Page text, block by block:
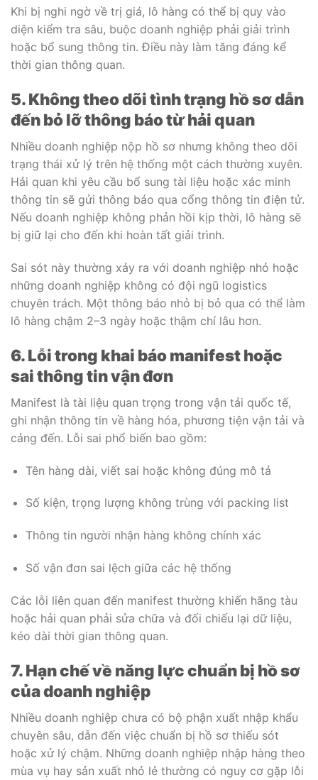
Khi bị nghi ngờ về trị giá, lô hàng có thể bị quy vào
diện kiểm tra sâu, buộc doanh nghiệp phải giải trình
hoặc bổ sung thông tin. Điều này làm tăng đáng kể
thời gian thông quan.
5. Không theo dõi tình trạng hồ sơ dẫn
đến bỏ lỡ thông báo từ hải quan
Nhiều doanh nghiệp nộp hồ sơ nhưng không theo dõi
trạng thái xử lý trên hệ thống một cách thường xuyên.
Hải quan khi yêu cầu bổ sung tài liệu hoặc xác minh
thông tin sẽ gửi thông báo qua cổng thông tin điện tử.
Nếu doanh nghiệp không phản hồi kịp thời, lô hàng sẽ
bị giữ lại cho đến khi hoàn tất giải trình.
Sai sót này thường xảy ra với doanh nghiệp nhỏ hoặc
những doanh nghiệp không có đội ngũ logistics
chuyên trách. Một thông báo nhỏ bị bỏ qua có thể làm
lô hàng chậm 2–3 ngày hoặc thậm chí lâu hơn.
6. Lỗi trong khai báo manifest hoặc
sai thông tin vận đơn
Manifest là tài liệu quan trọng trong vận tải quốc tế,
ghi nhận thông tin về hàng hóa, phương tiện vận tải và
cảng đến. Lỗi sai phổ biến bao gồm:
Tên hàng dài, viết sai hoặc không đúng mô tả
Số kiện, trọng lượng không trùng với packing list
Thông tin người nhận hàng không chính xác
Số vận đơn sai lệch giữa các hệ thống
Các lỗi liên quan đến manifest thường khiến hãng tàu
hoặc hải quan phải sửa chữa và đối chiếu lại dữ liệu,
kéo dài thời gian thông quan.
7. Hạn chế về năng lực chuẩn bị hồ sơ
của doanh nghiệp
Nhiều doanh nghiệp chưa có bộ phận xuất nhập khẩu
chuyên sâu, dẫn đến việc chuẩn bị hồ sơ thiếu sót
hoặc xử lý chậm. Những doanh nghiệp nhập hàng theo
mùa vụ hay sản xuất nhỏ lẻ thường có nguy cơ gặp lỗi